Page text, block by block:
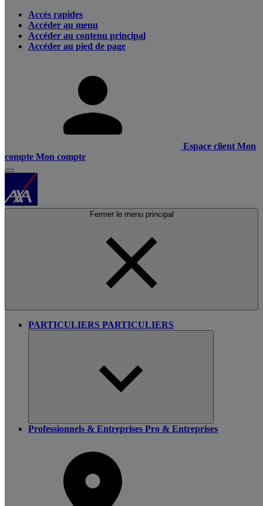
Accès rapides
Accéder au menu
Accéder au contenu principal
Accéder au pied de page
Espace client Mon
compte Mon compte
Fermer le menu principal
PARTICULIERS PARTICULIERS
Professionnels & Entreprises Pro & Entreprises